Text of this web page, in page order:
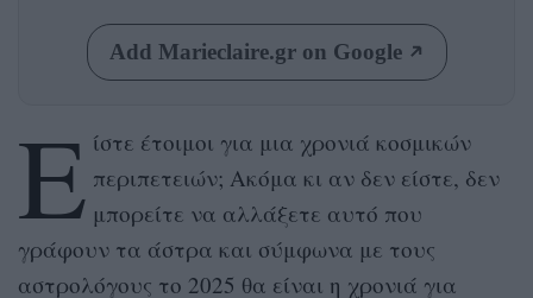
Add Marieclaire.gr on Google
Ε ίστε έτοιμοι για μια χρονιά κοσμικών
περιπετειών; Ακόμα κι αν δεν είστε, δεν
μπορείτε να αλλάξετε αυτό που
γράφουν τα άστρα και σύμφωνα με τους
αστρολόγους το 2025 θα είναι η χρονιά για